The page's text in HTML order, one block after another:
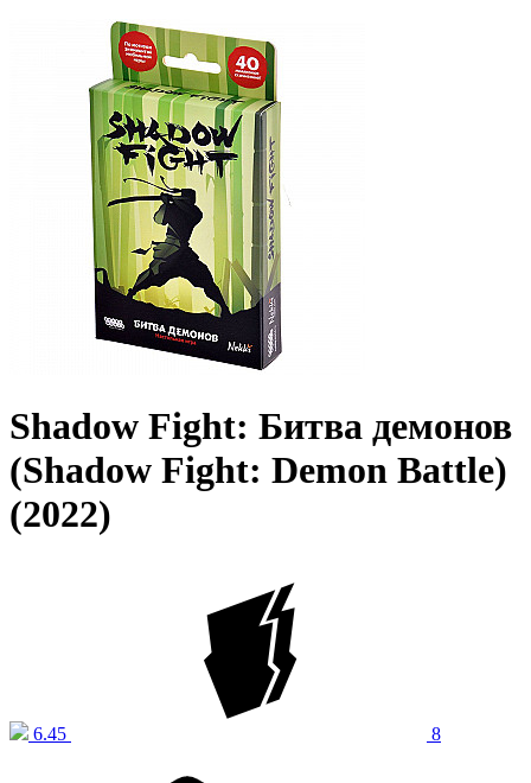
Shadow Fight: Битва демонов
(Shadow Fight: Demon Battle)
(2022)
6.45 8